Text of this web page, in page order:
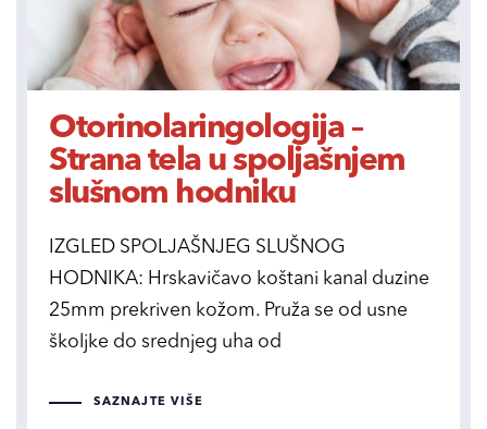
Otorinolaringologija –
Strana tela u spoljašnjem
slušnom hodniku
IZGLED SPOLJAŠNJEG SLUŠNOG
HODNIKA: Hrskavičavo koštani kanal duzine
25mm prekriven kožom. Pruža se od usne
školjke do srednjeg uha od
SAZNAJTE VIŠE